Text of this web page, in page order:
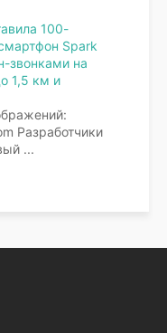
100-
Spark
звонками на
1,5 км и
Разработчики
...